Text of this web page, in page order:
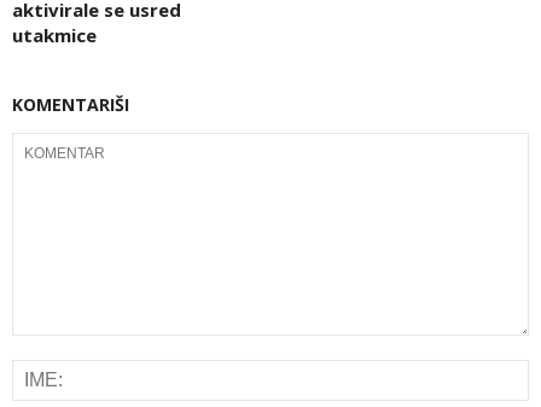
aktivirale se usred
utakmice
KOMENTARIŠI